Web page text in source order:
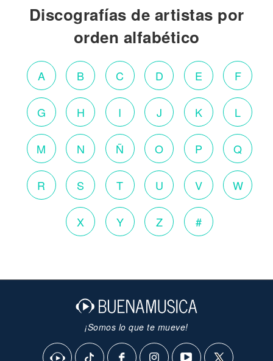
Discografías de artistas por
orden alfabético
A B C D E F
G H I J K L
M N Ñ O P Q
R S T U V W
X Y Z #
¡Somos lo que te mueve!